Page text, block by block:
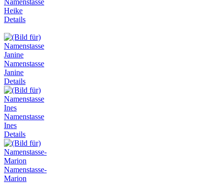
Namenstasse
Heike
Details
Namenstasse
Janine
Details
Namenstasse
Ines
Details
Namenstasse-
Marion